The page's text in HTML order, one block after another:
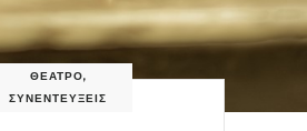
ΘΕΑΤΡΟ,
ΣΥΝΕΝΤΕΥΞΕΙΣ